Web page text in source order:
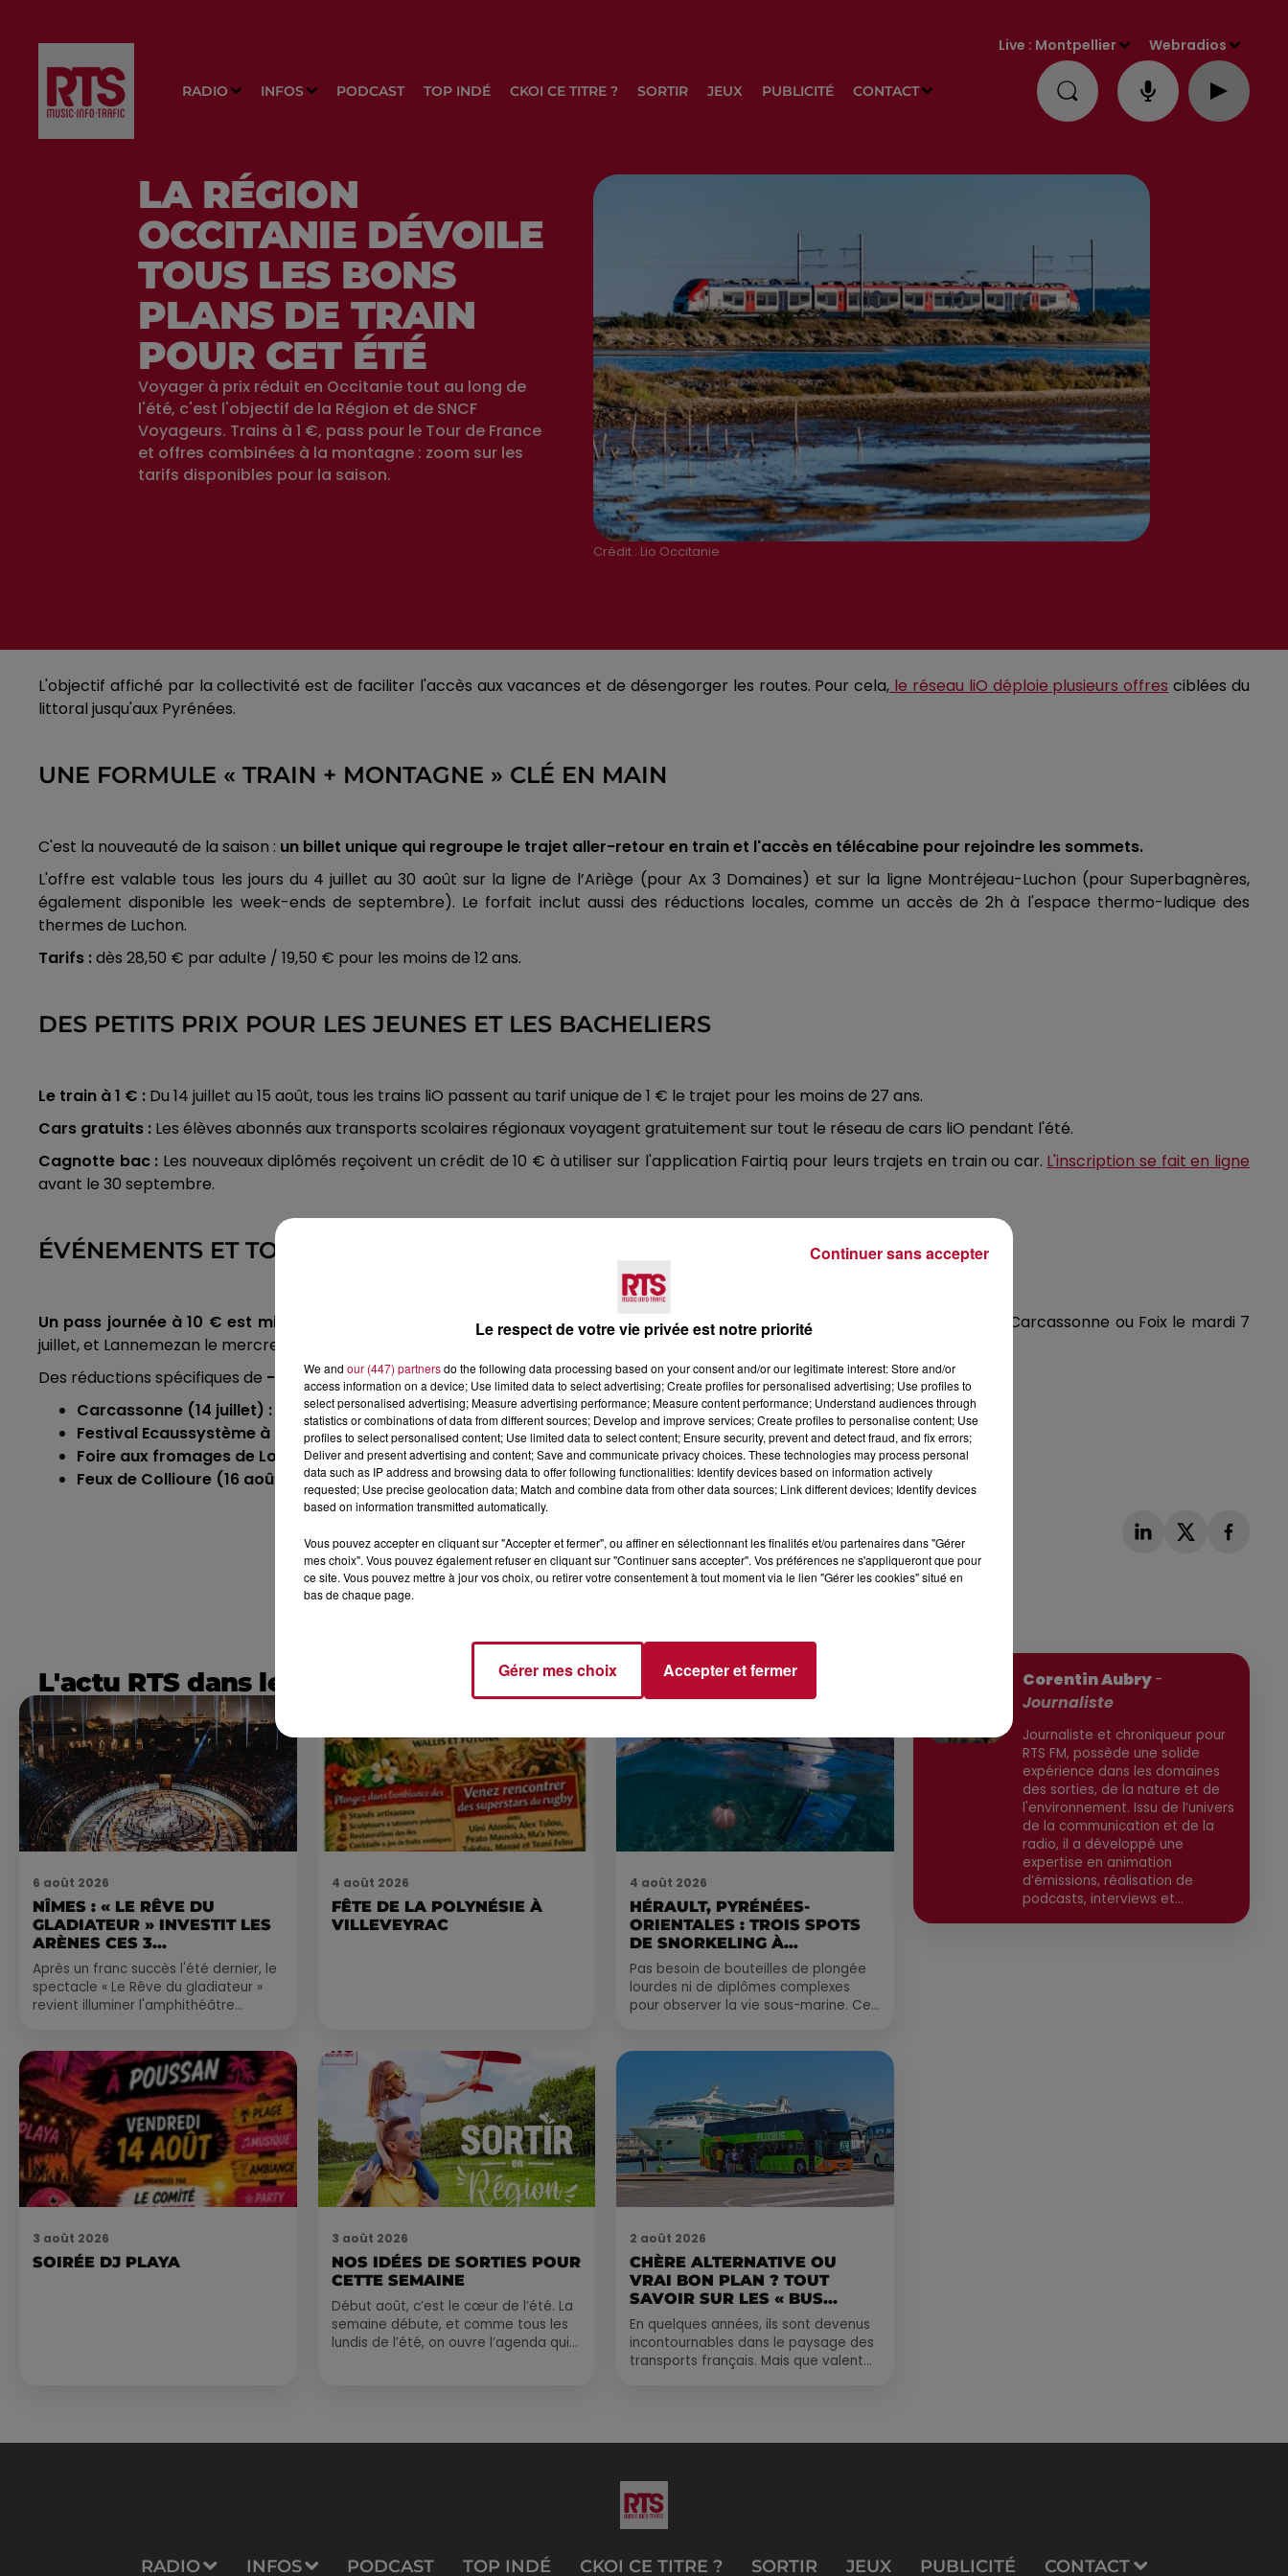
RADIO INFOS PODCAST TOP INDÉ CKOI CE TITRE ? SORTIR JEUX PUBLICITÉ CONTACT
Live : Montpellier Webradios
Crédit : Lio Occitanie
LA RÉGION
OCCITANIE DÉVOILE
TOUS LES BONS
PLANS DE TRAIN
POUR CET ÉTÉ
Voyager à prix réduit en Occitanie tout au long de
l'été, c'est l'objectif de la Région et de SNCF
Voyageurs. Trains à 1 €, pass pour le Tour de France
et offres combinées à la montagne : zoom sur les
tarifs disponibles pour la saison.
L'objectif affiché par la collectivité est de faciliter l'accès aux vacances et de désengorger les routes. Pour cela, le réseau liO déploie plusieurs offres ciblées du
littoral jusqu'aux Pyrénées.
UNE FORMULE « TRAIN + MONTAGNE » CLÉ EN MAIN
C'est la nouveauté de la saison : un billet unique qui regroupe le trajet aller-retour en train et l'accès en télécabine pour rejoindre les sommets.
L'offre est valable tous les jours du 4 juillet au 30 août sur la ligne de l’Ariège (pour Ax 3 Domaines) et sur la ligne Montréjeau-Luchon (pour Superbagnères,
également disponible les week-ends de septembre). Le forfait inclut aussi des réductions locales, comme un accès de 2h à l'espace thermo-ludique des
thermes de Luchon.
Tarifs :dès 28,50 € par adulte / 19,50 € pour les moins de 12 ans.
DES PETITS PRIX POUR LES JEUNES ET LES BACHELIERS
Le train à 1 € : Du 14 juillet au 15 août, tous les trains liO passent au tarif unique de 1 € le trajet pour les moins de 27 ans.
Cars gratuits : Les élèves abonnés aux transports scolaires régionaux voyagent gratuitement sur tout le réseau de cars liO pendant l'été.
Cagnotte bac : Les nouveaux diplômés reçoivent un crédit de 10 € à utiliser sur l'application Fairtiq pour leurs trajets en train ou car. L'inscription se fait en ligne
avant le 30 septembre.
ÉVÉNEMENTS ET TOUR DE FRANCE
Un pass journée à 10 € est mis en place pour assister aux étapes régionales du Tour de France.Il permettra de rejoindre Carcassonne ou Foix le mardi 7
juillet, et Lannemezan le mercredi 8 juillet.
Des réductions spécifiques de -50 %sont également appliquées pour plusieurs rendez-vous de l'été :
Carcassonne (14 juillet) : demi-tarif depuis Toulouse et Narbonne (et train à 1 € depuis Limoux).
Festival Ecaussystème à Gignac (31 juillet - 2 août) :-50 % depuis toutes les gares d'Occitanie et navettes dédiées.
Foire aux fromages de Loures-Barousse (1er - 2 août) :-50 % au départ de Toulouse et Tarbes.
Feux de Collioure (16 août) :
renforcement des trains sur l'axe Narbonne-Cerbère.
L'actu RTS dans le Sud
6 août 2026
NÎMES : « LE RÊVE DU
GLADIATEUR » INVESTIT LES
ARÈNES CES 3...
Après un franc succès l'été dernier, le
spectacle « Le Rêve du gladiateur »
revient illuminer l'amphithéâtre
4 août 2026
FÊTE DE LA POLYNÉSIE À
VILLEVEYRAC
4 août 2026
HÉRAULT, PYRÉNÉES-
ORIENTALES : TROIS SPOTS
DE SNORKELING À
EXPLORER...
Pas besoin de bouteilles de plongée
lourdes ni de diplômes complexes
pour observer la vie sous-marine. Cet
3 août 2026
SOIRÉE DJ PLAYA
3 août 2026
NOS IDÉES DE SORTIES POUR
CETTE SEMAINE
Début août, c’est le cœur de l’été. La
semaine débute, et comme tous les
lundis de l’été, on ouvre l’agenda qui
2 août 2026
CHÈRE ALTERNATIVE OU
VRAI BON PLAN ? TOUT
SAVOIR SUR LES « BUS...
En quelques années, ils sont devenus
incontournables dans le paysage des
transports français. Mais que valent
Corentin Aubry-
Journaliste
Journaliste et chroniqueur pour
RTS FM, possède une solide
expérience dans les domaines
des sorties, de la nature et de
l'environnement. Issu de l’univers
de la communication et de la
radio, il a développé une
expertise en animation
d’émissions, réalisation de
podcasts, interviews et
RADIO INFOS PODCAST TOP INDÉ CKOI CE TITRE ? SORTIR JEUX PUBLICITÉ CONTACT
Le respect de votre vie privée est notre priorité
We and our (447) partnersdo the following data processing based on your consent and/or our legitimate interest: Store and/or
access information on a device; Use limited data to select advertising; Create profiles for personalised advertising; Use profiles to
select personalised advertising; Measure advertising performance; Measure content performance; Understand audiences through
statistics or combinations of data from different sources; Develop and improve services; Create profiles to personalise content; Use
profiles to select personalised content; Use limited data to select content; Ensure security, prevent and detect fraud, and fix errors;
Deliver and present advertising and content; Save and communicate privacy choices. These technologies may process personal
data such as IP address and browsing data to offer following functionalities: Identify devices based on information actively
requested; Use precise geolocation data; Match and combine data from other data sources; Link different devices; Identify devices
based on information transmitted automatically.
Vous pouvez accepter en cliquant sur "Accepter et fermer", ou affiner en sélectionnant les finalités et/ou partenaires dans "Gérer
mes choix". Vous pouvez également refuser en cliquant sur "Continuer sans accepter". Vos préférences ne s'appliqueront que pour
ce site. Vous pouvez mettre à jour vos choix, ou retirer votre consentement à tout moment via le lien "Gérer les cookies" situé en
bas de chaque page.
Gérer mes choix Accepter et fermer
Continuer sans accepter